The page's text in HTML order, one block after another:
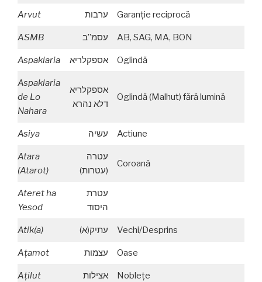
Arvut ערבות Garanţie reciprocă
ASMB עסמ”ב AB, SAG, MA, BON
Aspaklaria אספקלריא Oglindă
Aspaklaria
de Lo
Nahara
אספקלריא
דלא נהרא
Oglindă (Malhut) fără lumină
Asiya עשיה Actiune
Atara
(Atarot)
עטרה
(עטרות)
Coroană
Ateret ha
Yesod
עטרת
היסוד
Atik(a) עתיק(א) Vechi/Desprins
Aţamot עצמות Oase
Aţilut אצילות Nobleţe